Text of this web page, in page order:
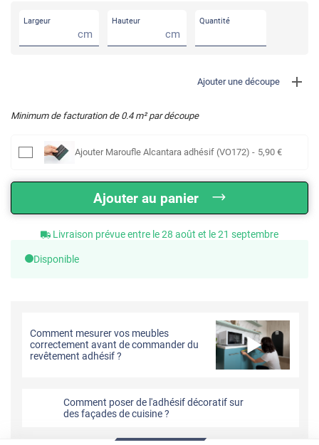
Largeur
cm
Hauteur
cm
Quantité
Ajouter une découpe
Minimum de facturation de 0.4m² par découpe
Ajouter Maroufle Alcantara adhésif (VO172) - 5,90 €
Ajouter au panier
Livraison prévue entre le 28 août et le 21 septembre
Disponible
Comment mesurer vos meubles
correctement avant de commander du
revêtement adhésif ?
Comment poser de l'adhésif décoratif sur
des façades de cuisine ?